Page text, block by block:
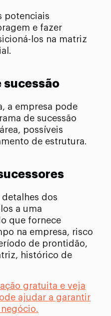
potenciais
e fazer
los na matriz
sucessão
a empresa pode
de sucessão
possíveis
de estrutura.
detalhes dos
a uma
que fornece
na empresa, risco
de prontidão,
histórico de
gratuita e veja
ajudar a garantir